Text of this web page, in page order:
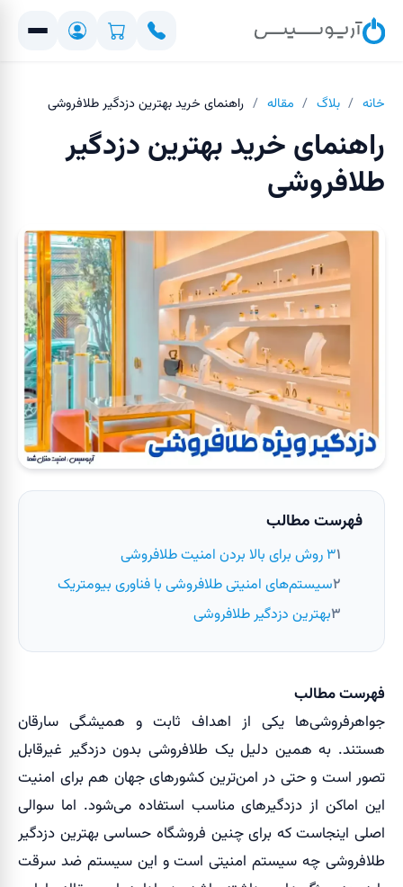
خانه / بلاگ / مقاله / راهنمای خرید بهترین دزدگیر طلافروشی
راهنمای خرید بهترین دزدگیر
طلافروشی
فهرست مطالب
۳ روش برای بالا بردن امنیت طلافروشی
سیستم‌های امنیتی طلافروشی با فناوری بیومتریک
بهترین دزدگیر طلافروشی
فهرست مطالب
جواهرفروشی‌ها یکی از اهداف ثابت و همیشگی سارقان
هستند. به همین دلیل یک طلافروشی بدون دزدگیر غیرقابل
تصور است و حتی در امن‌ترین کشورهای جهان هم برای امنیت
این اماکن از دزدگیرهای مناسب استفاده می‌شود. اما سوالی
اصلی اینجاست که برای چنین فروشگاه حساسی بهترین دزدگیر
طلافروشی چه سیستم امنیتی است و این سیستم ضد سرقت